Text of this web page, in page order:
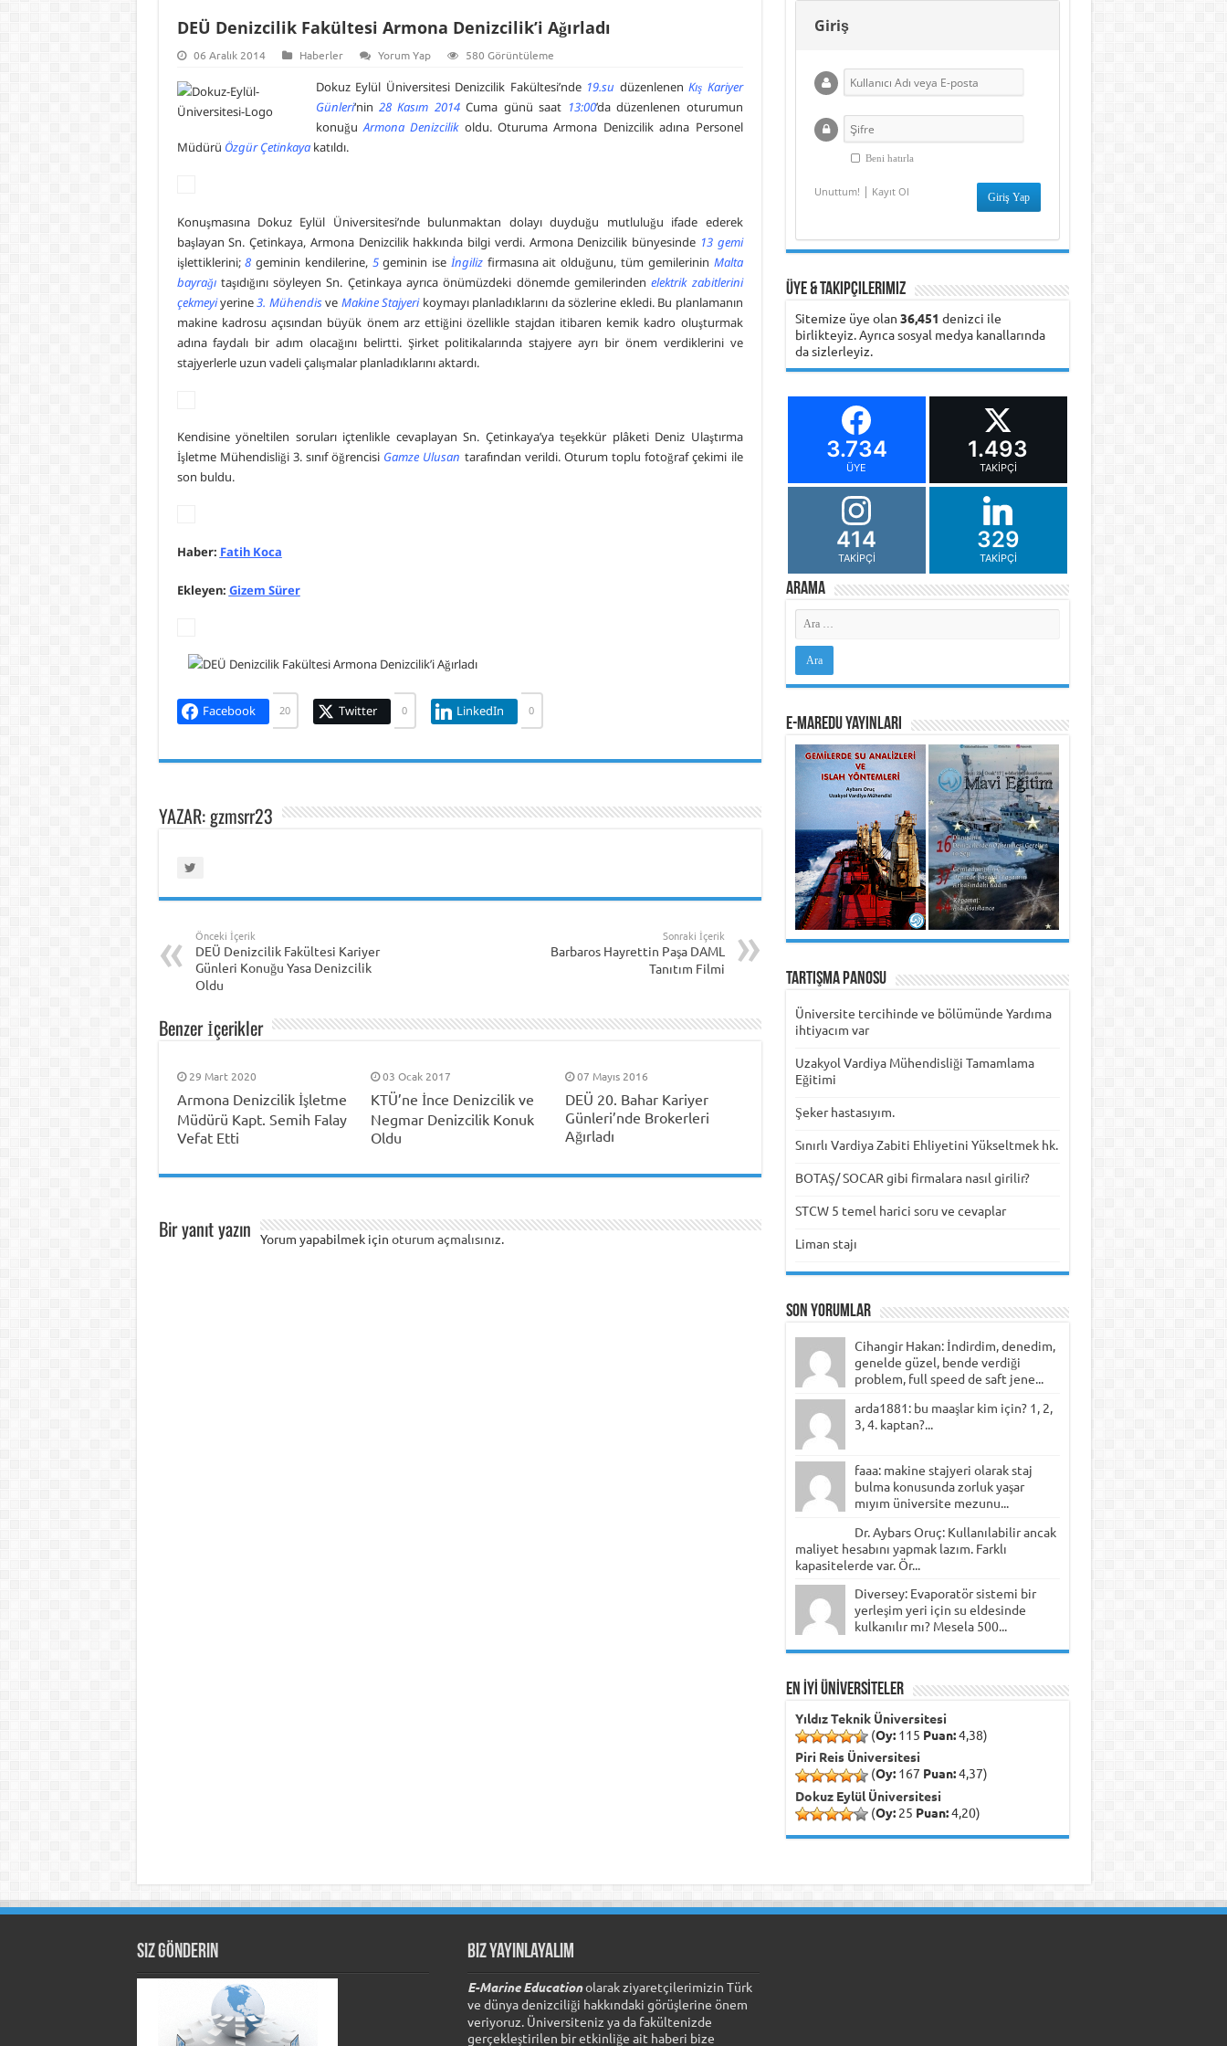
ve Akademik
Yaşam
Hakkında
Bilinmeyenler
Araştırma
DEÜ Denizcilik Fakültesi Armona Denizcilik’i Ağırladı
06 Aralık 2014 Haberler Yorum Yap 580 Görüntüleme
Dokuz Eylül Üniversitesi Denizcilik Fakültesi’nde 19.su düzenlenen Kış Kariyer
Günleri‘nin 28 Kasım 2014Cuma günü saat 13:00’da düzenlenen oturumun
konuğuArmona Denizcilik oldu. Oturuma Armona Denizcilik adına Personel
Müdürü Özgür Çetinkayakatıldı.
Konuşmasına Dokuz Eylül Üniversitesi’nde bulunmaktan dolayı duyduğu mutluluğu ifade ederek
başlayan Sn. Çetinkaya, Armona Denizcilik hakkında bilgi verdi. Armona Denizcilik bünyesinde 13 gemi
işlettiklerini;8 geminin kendilerine, 5geminin ise İngilizfirmasına ait olduğunu, tüm gemilerinin Malta
bayrağıtaşıdığını söyleyen Sn. Çetinkaya ayrıca önümüzdeki dönemde gemilerindenelektrik zabitlerini
çekmeyiyerine3. Mühendisve Makine Stajyerikoymayı planladıklarını da sözlerine ekledi. Bu planlamanın
makine kadrosu açısından büyük önem arz ettiğini özellikle stajdan itibaren kemik kadro oluşturmak
adına faydalı bir adım olacağını belirtti. Şirket politikalarında stajyere ayrı bir önem verdiklerini ve
stajyerlerle uzun vadeli çalışmalar planladıklarını aktardı.
Kendisine yöneltilen soruları içtenlikle cevaplayan Sn. Çetinkaya’ya teşekkür plâketi Deniz Ulaştırma
İşletme Mühendisliği 3. sınıf öğrencisi Gamze Ulusan tarafından verildi. Oturum toplu fotoğraf çekimi ile
son buldu.
Haber: Fatih Koca
Ekleyen: Gizem Sürer
Facebook 20 Twitter 0 LinkedIn 0
YAZAR: gzmsrr23
Önceki İçerik
DEÜ Denizcilik Fakültesi Kariyer
Günleri Konuğu Yasa Denizcilik
Oldu
Sonraki İçerik
Barbaros Hayrettin Paşa DAML
Tanıtım Filmi
Benzer İçerikler
29 Mart 2020
Armona Denizcilik İşletme
Müdürü Kapt. Semih Falay
Vefat Etti
03 Ocak 2017
KTÜ’ne İnce Denizcilik ve
Negmar Denizcilik Konuk
Oldu
07 Mayıs 2016
DEÜ 20. Bahar Kariyer
Günleri’nde Brokerleri
Ağırladı
Bir yanıt yazın Yorum yapabilmek için oturum açmalısınız.
Giriş
Beni hatırla
Unuttum! | Kayıt Ol
Üye & Takipçilerimiz
Sitemize üye olan 36,451 denizci ile
birlikteyiz. Ayrıca sosyal medya kanallarında
da sizlerleyiz.
3.734
ÜYE
1.493
TAKIPÇI
414
TAKIPÇI
329
TAKIPÇI
Arama
e-MarEdu Yayınları
Tartışma Panosu
Üniversite tercihinde ve bölümünde Yardıma
ihtiyacım var
Uzakyol Vardiya Mühendisliği Tamamlama
Eğitimi
Şeker hastasıyım.
Sınırlı Vardiya Zabiti Ehliyetini Yükseltmek hk.
BOTAŞ/ SOCAR gibi firmalara nasıl girilir?
STCW 5 temel harici soru ve cevaplar
Liman stajı
Son Yorumlar
Cihangir Hakan: İndirdim, denedim,
genelde güzel, bende verdiği
problem, full speed de saft jene...
arda1881: bu maaşlar kim için? 1, 2,
3, 4. kaptan?...
faaa: makine stajyeri olarak staj
bulma konusunda zorluk yaşar
mıyım üniversite mezunu...
Dr. Aybars Oruç: Kullanılabilir ancak
maliyet hesabını yapmak lazım. Farklı
kapasitelerde var. Ör...
Diversey: Evaporatör sistemi bir
yerleşim yeri için su eldesinde
kulkanılır mı? Mesela 500...
EN İYİ ÜNİVERSİTELER
Yıldız Teknik Üniversitesi
(Oy:115 Puan:4,38)
Piri Reis Üniversitesi
(Oy:167 Puan:4,37)
Dokuz Eylül Üniversitesi
(Oy:25 Puan:4,20)
Siz Gönderin Biz Yayınlayalım
E-Marine Educationolarak ziyaretçilerimizin Türk
ve dünya denizciliği hakkındaki görüşlerine önem
veriyoruz. Üniversiteniz ya da fakültenizde
gerçekleştirilen bir etkinliğe ait haberi bize